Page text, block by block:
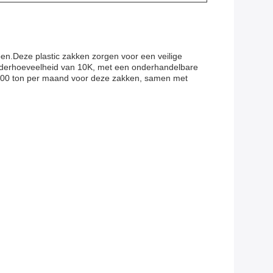
plastic zakken zorgen voor een veilige
van 10K, met een onderhandelbare
ton per maand voor deze zakken, samen met